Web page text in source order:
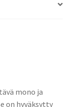
mono ja
on hyväksytty